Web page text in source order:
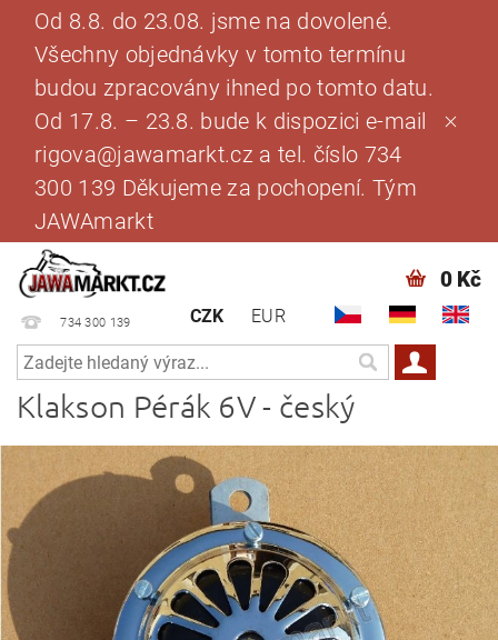
Od 8.8. do 23.08. jsme na dovolené.
Všechny objednávky v tomto termínu
budou zpracovány ihned po tomto datu.
Od 17.8. – 23.8. bude k dispozici e-mail
rigova@jawamarkt.cz a tel. číslo 734
300 139 Děkujeme za pochopení. Tým
JAWAmarkt
734 300 139 CZK EUR
0 Kč
Klakson Pérák 6V - český